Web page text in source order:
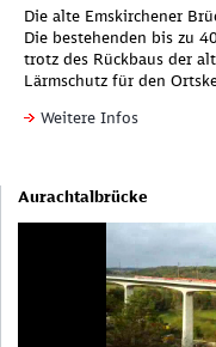
Diese Karte wird von
Verfügung gestellt. Mit
Verbindung zu den
übermitteln Sie
Hierfür wird ein vom
Die alte Emskirchener
Die bestehenden bis zu
trotz des Rückbaus der
Lärmschutz für den
Weitere Infos
Aurachtalbrücke